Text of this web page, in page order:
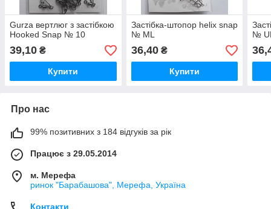
Gurza вертлюг з застібкою
Hooked Snap № 10
39,10 ₴
Купити
Застібка-штопор helix snap
№ ML
36,40₴
Купити
№
Про нас
99% позитивних з 184 відгуків за рік
Працює з 29.05.2014
м. Мерефа
ринок "Барабашова", Мерефа, Україна
Контакти